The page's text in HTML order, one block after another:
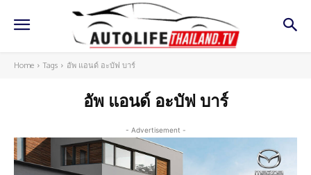
Home Tags อัพ แอนด์ อะบัฟ บาร์
อัพ แอนด์ อะบัฟ บาร์
- Advertisement -